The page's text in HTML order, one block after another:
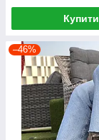
Купити
–46%